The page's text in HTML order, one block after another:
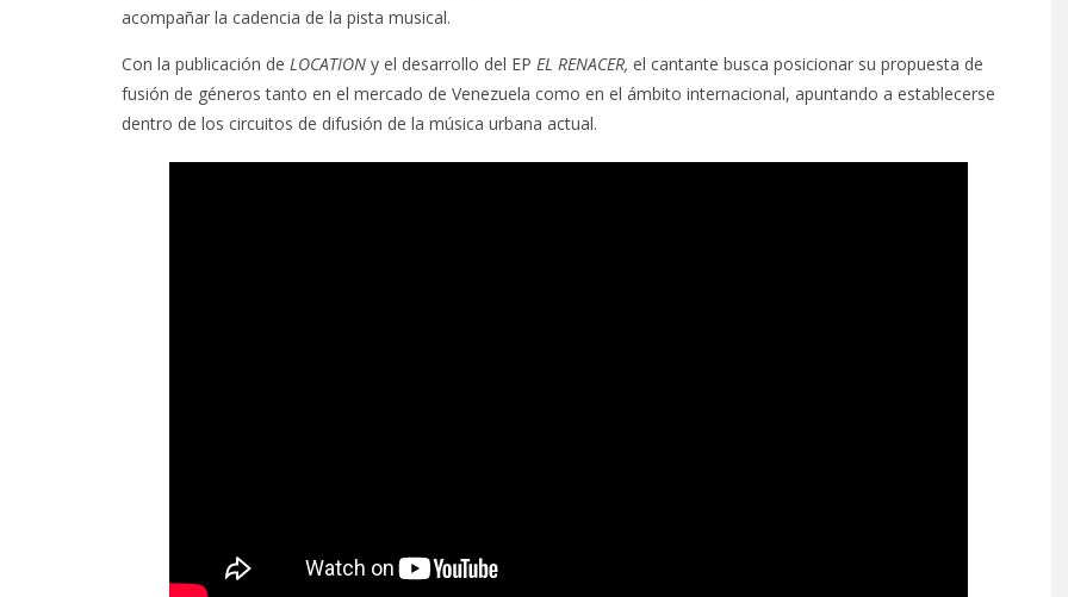
acompañar la cadencia de la pista musical.
Con la publicación de LOCATION y el desarrollo del EP EL RENACER, el cantante busca posicionar su propuesta de
fusión de géneros tanto en el mercado de Venezuela como en el ámbito internacional, apuntando a establecerse
dentro de los circuitos de difusión de la música urbana actual.